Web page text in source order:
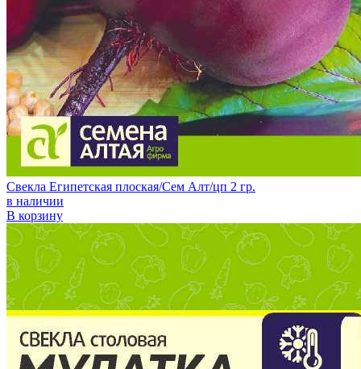
Свекла Египетская плоская/Сем Алт/цп 2 гр.
в наличии
В корзину